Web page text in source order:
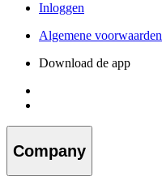
Inloggen
Algemene voorwaarden
Download de app
Company